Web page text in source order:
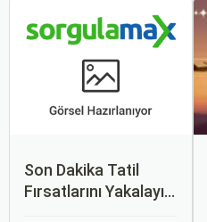
geçirmenizi sağlar. Bu
yazıda, mevsimsel
günlerini ve Sorgulamax.
Son Dakika Tatil
Fırsatlarını Yakalayın: